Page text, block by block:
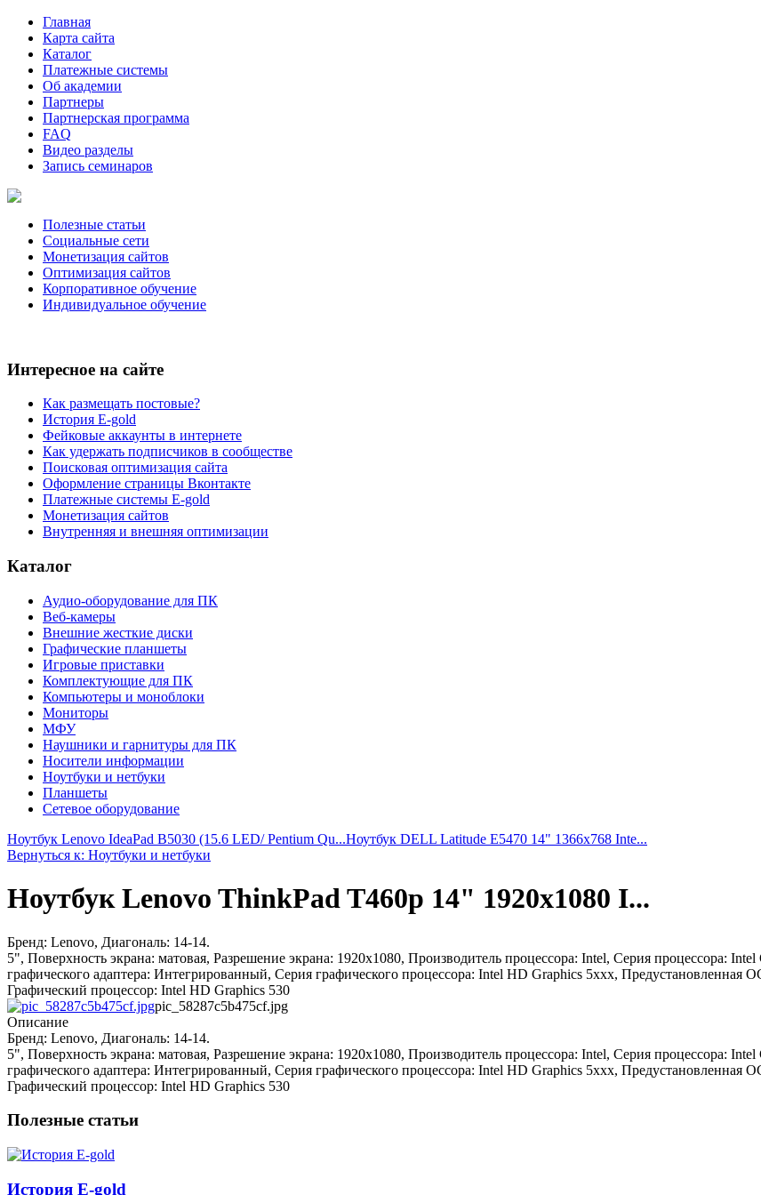
Главная
Карта сайта
Каталог
Платежные системы
Об академии
Партнеры
Партнерская программа
FAQ
Видео разделы
Запись семинаров
Полезные статьи
Социальные сети
Монетизация сайтов
Оптимизация сайтов
Корпоративное обучение
Индивидуальное обучение
Интересное на сайте
Как размещать постовые?
История E-gold
Фейковые аккаунты в интернете
Как удержать подписчиков в сообществе
Поисковая оптимизация сайта
Оформление страницы Вконтакте
Платежные системы E-gold
Монетизация сайтов
Внутренняя и внешняя оптимизации
Каталог
Аудио-оборудование для ПК
Веб-камеры
Внешние жесткие диски
Графические планшеты
Игровые приставки
Комплектующие для ПК
Компьютеры и моноблоки
Мониторы
МФУ
Наушники и гарнитуры для ПК
Носители информации
Ноутбуки и нетбуки
Планшеты
Сетевое оборудование
Ноутбук Lenovo IdeaPad B5030 (15.6 LED/ Pentium Qu...Ноутбук DELL Latitude E5470 14" 1366x768 Inte...
Вернуться к: Ноутбуки и нетбуки
Ноутбук Lenovo ThinkPad T460p 14" 1920x1080 I...
Бренд: Lenovo, Диагональ: 14-14.
5", Поверхность экрана: матовая, Разрешение экрана: 1920x1080, Производитель процессора: Intel, Серия процессора:
графического адаптера: Интегрированный, Серия графического процессора: Intel HD Graphics 5xxx, Предустановленная
Графический процессор: Intel HD Graphics 530
pic_58287c5b475cf.jpg
Описание
Бренд: Lenovo, Диагональ: 14-14.
5", Поверхность экрана: матовая, Разрешение экрана: 1920x1080, Производитель процессора: Intel, Серия процессора:
графического адаптера: Интегрированный, Серия графического процессора: Intel HD Graphics 5xxx, Предустановленная
Графический процессор: Intel HD Graphics 530
Полезные статьи
История E-gold